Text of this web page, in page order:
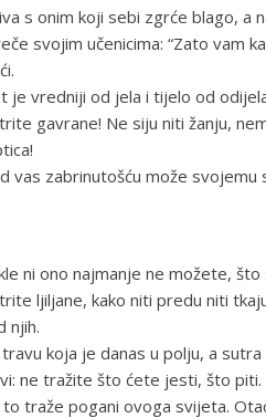
s onim koji sebi zgrće blago, a
svojim učenicima: “Zato vam
je vredniji od jela i tijelo od
gavrane! Ne siju niti žanju,
vas zabrinutošću može svojemu
ni ono najmanje ne možete,
ljiljane, kako niti predu niti
njih.
koja je danas u polju, a
ne tražite što ćete jesti, što
traže pogani ovoga svijeta.